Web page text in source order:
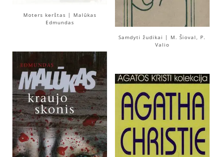
Moters kerštas | Malūkas
Edmundas
Samdyti žudikai | M. Šioval, P.
Valio